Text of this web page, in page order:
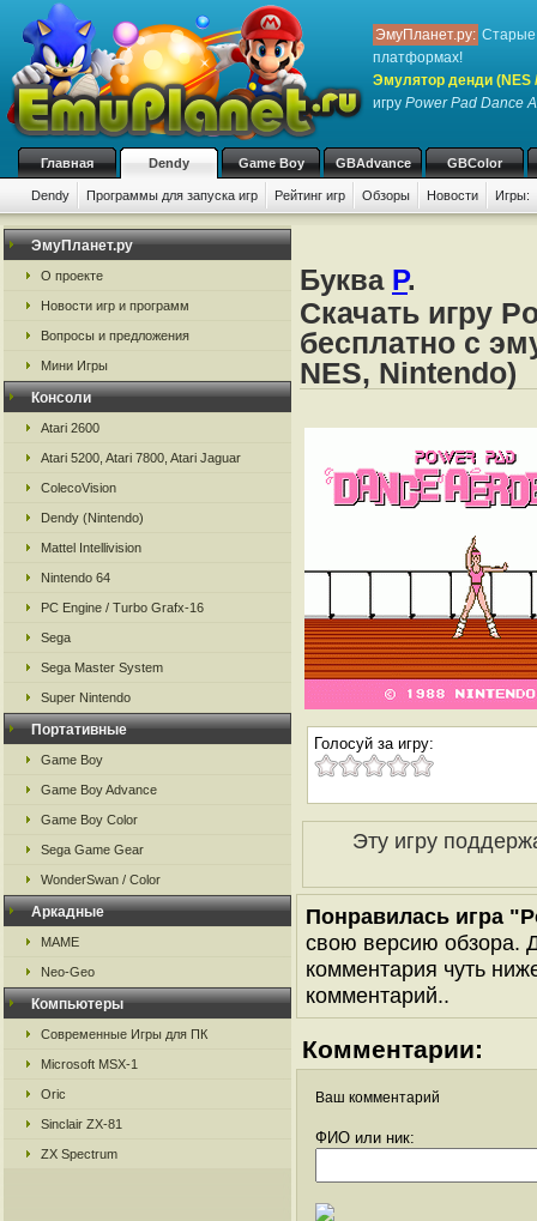
ЭмуПланет.ру: Старые
платформах!
Эмулятор денди (NES
игру Power Pad Dance
Главная Dendy Game Boy GBAdvance GBColor
Dendy Программы для запуска игр Рейтинг игр Обзоры Новости Игры:
ЭмуПланет.ру
О проекте
Новости игр и программ
Вопросы и предложения
Мини Игры
Консоли
Atari 2600
Atari 5200, Atari 7800, Atari Jaguar
ColecoVision
Dendy (Nintendo)
Mattel Intellivision
Nintendo 64
PC Engine / Turbo Grafx-16
Sega
Sega Master System
Super Nintendo
Портативные
Game Boy
Game Boy Advance
Game Boy Color
Sega Game Gear
WonderSwan / Color
Аркадные
MAME
Neo-Geo
Компьютеры
Современные Игры для ПК
Microsoft MSX-1
Oric
Sinclair ZX-81
ZX Spectrum
Буква P.
Скачать игру
бесплатно с
NES, Nintendo)
Голосуй за игру:
Эту игру
Понравилась игра
свою версию обзора.
комментария чуть
комментарий..
Комментарии:
Ваш комментарий
ФИО или ник: